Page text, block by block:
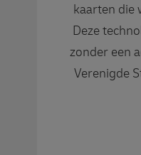
kaarten die
Deze
zonder een
Verenigde